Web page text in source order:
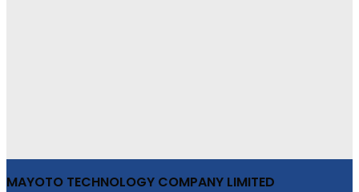
MAYOTO TECHNOLOGY COMPANY LIMITED